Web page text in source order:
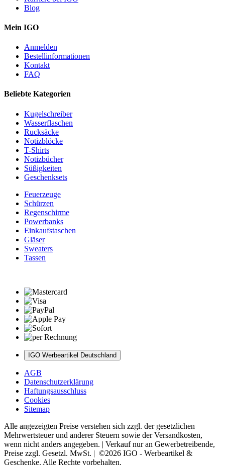
Blog
Mein IGO
Anmelden
Bestellinformationen
Kontakt
FAQ
Beliebte Kategorien
Kugelschreiber
Wasserflaschen
Rucksäcke
Notizblöcke
T-Shirts
Notizbücher
Süßigkeiten
Geschenksets
Feuerzeuge
Schürzen
Regenschirme
Powerbanks
Einkaufstaschen
Gläser
Sweaters
Tassen
IGO Werbeartikel Deutschland
AGB
Datenschutzerklärung
Haftungsausschluss
Cookies
Sitemap
Alle angezeigten Preise verstehen sich zzgl. der gesetzlichen
Mehrwertsteuer und anderer Steuern sowie der Versandkosten,
wenn nicht anders angegeben. | Verkauf nur an Gewerbetreibende,
Preise zzgl. Gesetzl. MwSt. | ©2026 IGO - Werbeartikel &
Geschenke. Alle Rechte vorbehalten.